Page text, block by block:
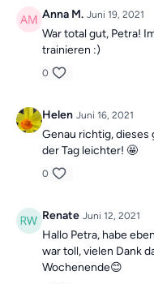
Anna M. Juni 19, 2021
War total gut, Petra!
trainieren :)
0
Helen Juni 16, 2021
Genau richtig, dieses
der Tag leichter! 🤩
0
Renate Juni 12, 2021
Hallo Petra, habe
war toll, vielen Dank
Wochenende😊